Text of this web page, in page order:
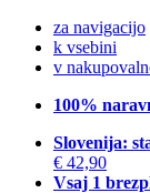
za navigacijo
k vsebini
v
100%
Slovenija:
€ 42,90
Vsaj 1